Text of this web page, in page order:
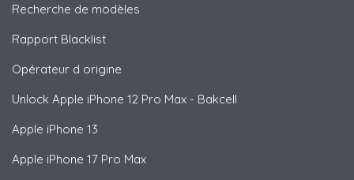
Recherche de modèles
Rapport Blacklist
Opérateur d origine
Unlock Apple iPhone 12 Pro Max - Bakcell
Apple iPhone 13
Apple iPhone 17 Pro Max